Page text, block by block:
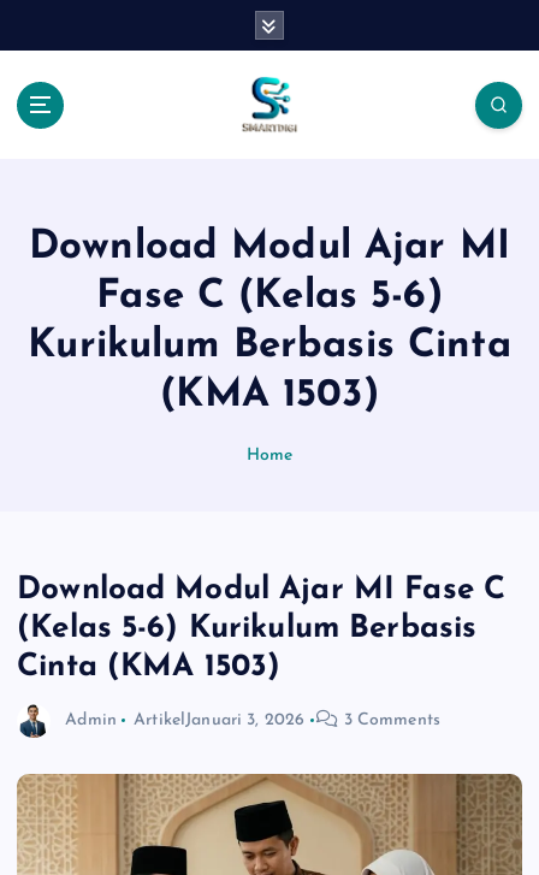
Download Modul Ajar MI
Fase C (Kelas 5-6)
Kurikulum Berbasis Cinta
(KMA 1503)
Home
Download Modul Ajar MI Fase C
(Kelas 5-6) Kurikulum Berbasis
Cinta (KMA 1503)
Admin Artikel Januari 3, 2026 3 Comments